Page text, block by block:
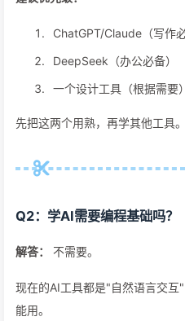
ChatGPT/Claude（写作必
DeepSeek（办公必备）
一个设计工具（根据需要）
先把这两个用熟，再学其他工具。
Q2：学AI需要编程基础吗？
解答： 不需要。
现在的AI工具都是"自然语言交
能用。